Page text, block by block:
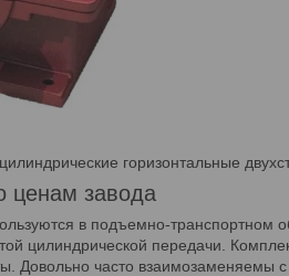
горизонтальные
ценам завода
в подъемно-транспортном
цилиндрической передачи.
Довольно часто взаимозаменяемы